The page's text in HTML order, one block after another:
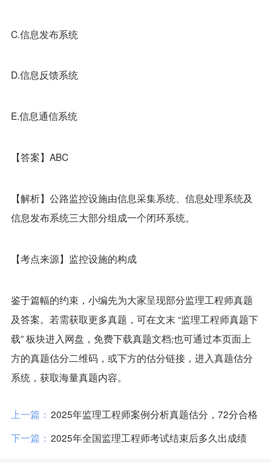
C.信息发布系统
D.信息反馈系统
E.信息通信系统
【答案】ABC
【解析】公路监控设施由信息采集系统、信息处理系统及
信息发布系统三大部分组成一个闭环系统。
【考点来源】监控设施的构成
鉴于篇幅的约束，小编先为大家呈现部分监理工程师真题
及答案。若需获取更多真题，可在文末 “监理工程师真题下
载” 板块进入网盘，免费下载真题文档;也可通过本页面上
方的真题估分二维码，或下方的估分链接，进入真题估分
系统，获取海量真题内容。
上一篇： 2025年监理工程师案例分析真题估分，72分合格
下一篇： 2025年全国监理工程师考试结束后多久出成绩